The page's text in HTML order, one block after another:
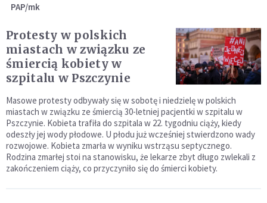
PAP/mk
Protesty w polskich
miastach w związku ze
śmiercią kobiety w
szpitalu w Pszczynie
Masowe protesty odbywały się w sobotę i niedzielę w polskich
miastach w związku ze śmiercią 30-letniej pacjentki w szpitalu w
Pszczynie. Kobieta trafiła do szpitala w 22. tygodniu ciąży, kiedy
odeszły jej wody płodowe. U płodu już wcześniej stwierdzono wady
rozwojowe. Kobieta zmarła w wyniku wstrząsu septycznego.
Rodzina zmarłej stoi na stanowisku, że lekarze zbyt długo zwlekali z
zakończeniem ciąży, co przyczyniło się do śmierci kobiety.